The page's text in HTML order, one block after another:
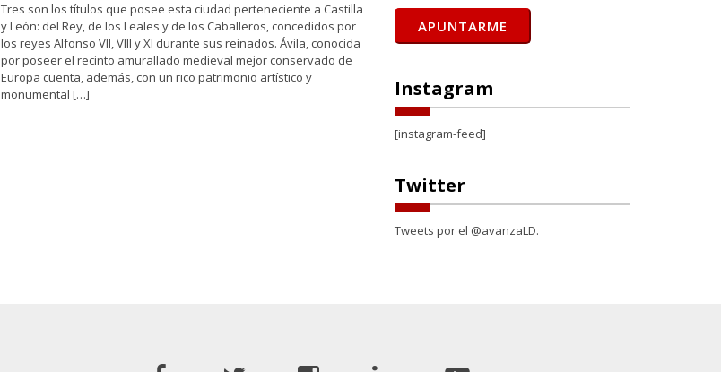
Tres son los títulos que posee esta ciudad perteneciente a Castilla
y León: del Rey, de los Leales y de los Caballeros, concedidos por
los reyes Alfonso VII, VIII y XI durante sus reinados. Ávila, conocida
por poseer el recinto amurallado medieval mejor conservado de
Europa cuenta, además, con un rico patrimonio artístico y
monumental […]
Instagram
[instagram-feed]
Twitter
Tweets por el @avanzaLD.